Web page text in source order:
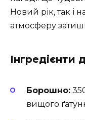
Новий рік, так і
атмосферу
Інгредієнти
Борошно:
вищого